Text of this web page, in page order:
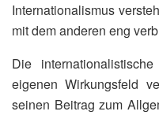
Internationalismus
mit dem anderen eng
Die
eigenen Wirkungsfeld
seinen Beitrag zum